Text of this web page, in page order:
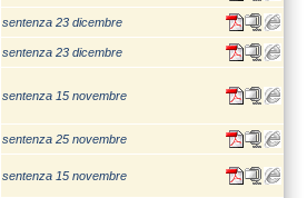
sentenza 23 dicembre
sentenza 23 dicembre
sentenza 15 novembre
sentenza 25 novembre
sentenza 15 novembre